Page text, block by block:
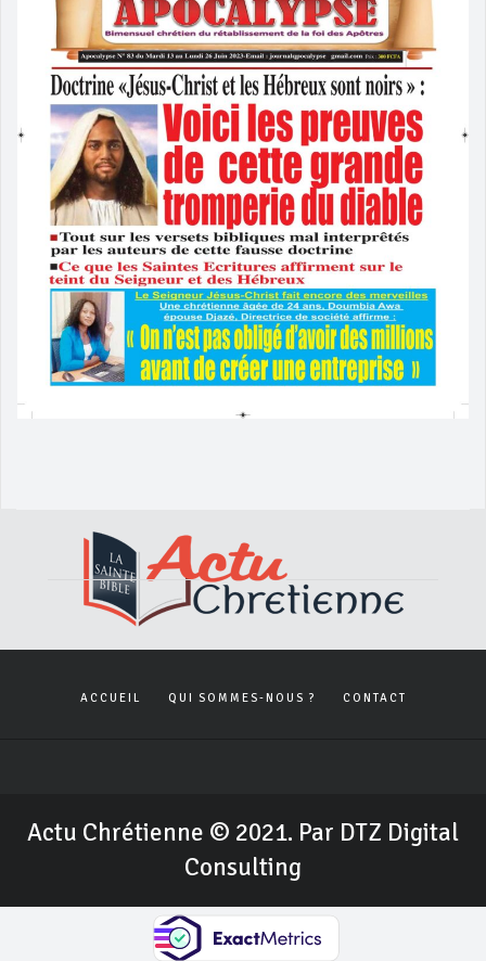
ACCUEIL QUI SOMMES-NOUS ? CONTACT
Actu Chrétienne © 2021. Par DTZ Digital
Consulting